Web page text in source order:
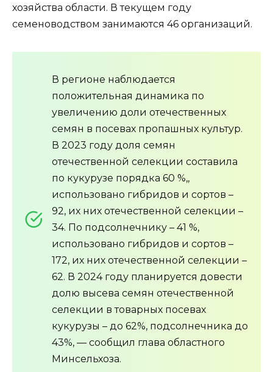
хозяйства области. В текущем году
семеноводством занимаются 46 организаций.
В регионе наблюдается
положительная динамика по
увеличению доли отечественных
семян в посевах пропашных культур.
В 2023 году доля семян
отечественной селекции составила
по кукурузе порядка 60 %,,
использовано гибридов и сортов –
92, их них отечественной селекции –
34. По подсолнечнику – 41 %,
использовано гибридов и сортов –
172, их них отечественной селекции –
62. В 2024 году планируется довести
долю высева семян отечественной
селекции в товарных посевах
кукурузы – до 62%, подсолнечника до
43%, — сообщил глава областного
Минсельхоза.